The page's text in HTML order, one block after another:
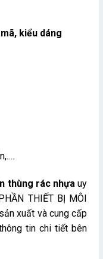
kiểu dáng
thùng rác nhựauy
THIẾT BỊ MÔI
xuất và cung cấp
tin chi tiết bên